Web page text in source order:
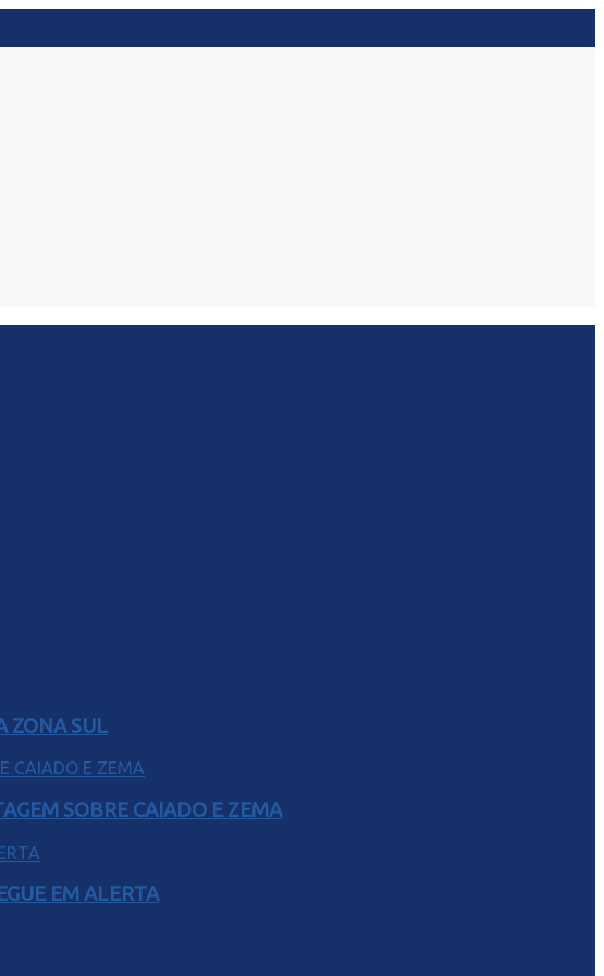
ZONA SUL
SOBRE CAIADO E ZEMA
EM ALERTA